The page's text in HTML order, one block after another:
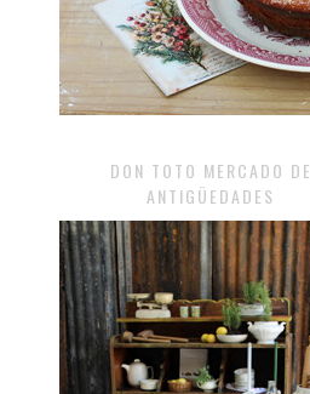
DON TOTO MERCADO DE
ANTIGÜEDADES